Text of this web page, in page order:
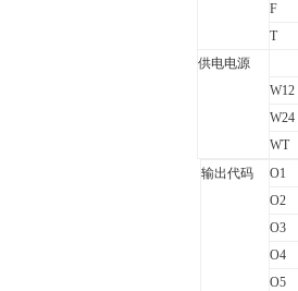
F
T
供电电源
W12
W24
WT
输出代码
O1
O2
O3
O4
O5